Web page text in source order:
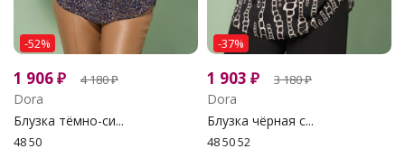
-52%
1 906₽ 4 180₽
Dora
Блузка тёмно-си...
48 50
-37%
1 903 ₽ 3 180₽
Dora
Блузка чёрная с...
48 50 52